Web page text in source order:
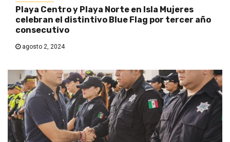
Playa Centro y Playa Norte en Isla Mujeres
celebran el distintivo Blue Flag por tercer año
consecutivo
agosto 2, 2024